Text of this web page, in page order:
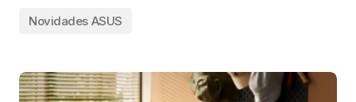
Novidades ASUS